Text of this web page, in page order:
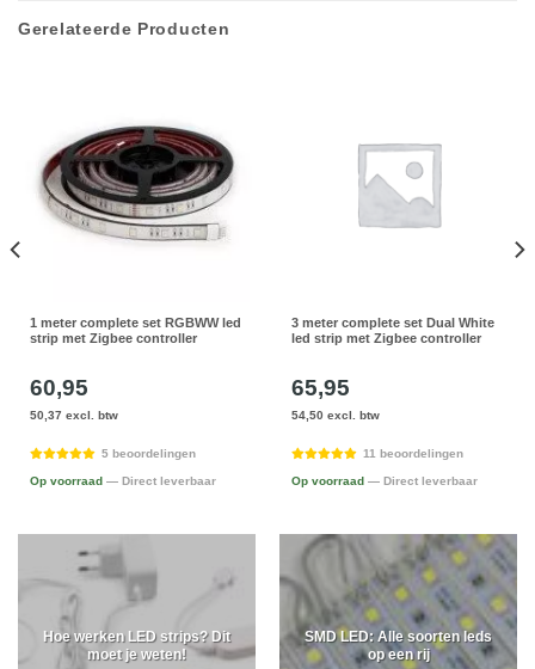
Gerelateerde Producten
1 meter complete set RGBWW led
strip met Zigbee controller
60,95
50,37 excl. btw
5 beoordelingen
Op voorraad — Direct leverbaar
3 meter complete set Dual White
led strip met Zigbee controller
65,95
54,50 excl. btw
11 beoordelingen
Op voorraad — Direct leverbaar
Hoe werken LED strips? Dit
moet je weten!
SMD LED: Alle soorten leds
op een rij